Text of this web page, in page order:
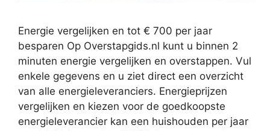
Energie vergelijken en tot € 700 per jaar
besparen Op Overstapgids.nl kunt u binnen 2
minuten energie vergelijken en overstappen. Vul
enkele gegevens en u ziet direct een overzicht
van alle energieleveranciers. Energieprijzen
vergelijken en kiezen voor de goedkoopste
energieleverancier kan een huishouden per jaar